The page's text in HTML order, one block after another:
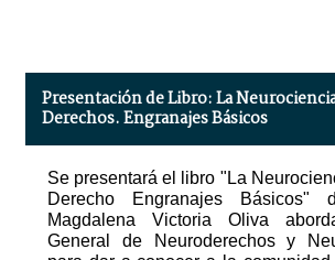
Presentación de Libro: La
Derechos. Engranajes Básicos
Se presentará el libro "La
Derecho Engranajes Básicos"
Magdalena Victoria Oliva
General de Neuroderechos y